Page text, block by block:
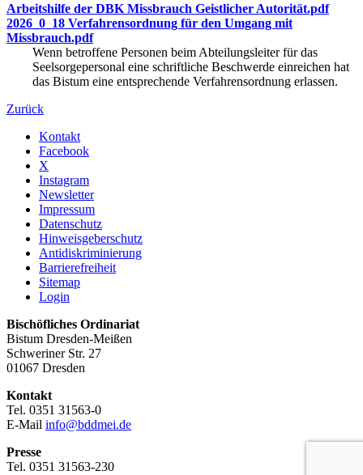
Arbeitshilfe der DBK Missbrauch Geistlicher Autorität.pdf
2026_0_18 Verfahrensordnung für den Umgang mit
Missbrauch.pdf
Wenn betroffene Personen beim Abteilungsleiter für das
Seelsorgepersonal eine schriftliche Beschwerde einreichen hat
das Bistum eine entsprechende Verfahrensordnung erlassen.
Zurück
Kontakt
Facebook
X
Instagram
Newsletter
Impressum
Datenschutz
Hinweisgeberschutz
Antidiskriminierung
Barrierefreiheit
Sitemap
Login
Bischöfliches Ordinariat
Bistum Dresden-Meißen
Schweriner Str. 27
01067 Dresden
Kontakt
Tel. 0351 31563-0
E-Mail info@bddmei.de
Presse
Tel. 0351 31563-230